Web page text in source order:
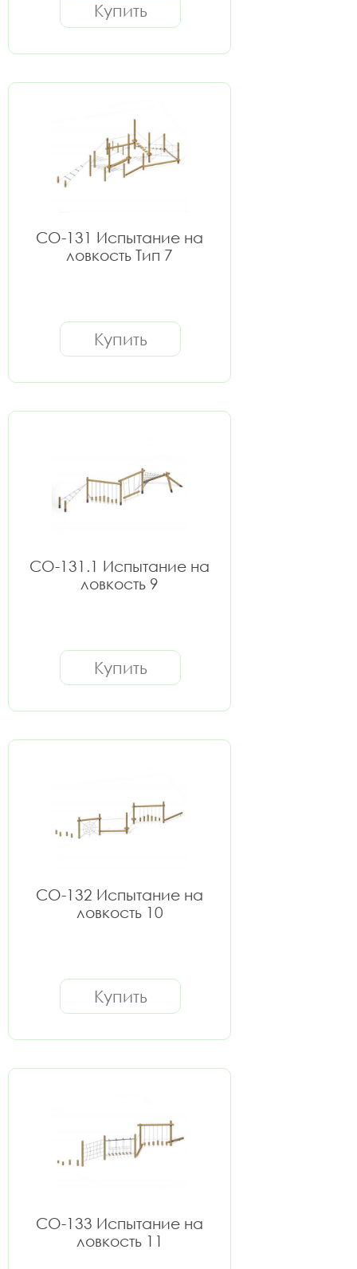
Купить
СО-131 Испытание на
ловкость Тип 7
Купить
СО-131.1 Испытание на
ловкость 9
Купить
СО-132 Испытание на
ловкость 10
Купить
СО-133 Испытание на
ловкость 11